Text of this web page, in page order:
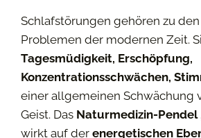
Schlafstörungen gehören zu
Problemen der modernen Zeit.
Tagesmüdigkeit, Erschöpfung,
Konzentrationsschwächen,
einer allgemeinen Schwächung
Geist. Das Naturmedizin-Pendel
wirkt auf der energetischen